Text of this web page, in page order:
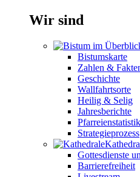
Wir sind
Bistumskarte
Zahlen &
Geschichte
Wallfahrtsorte
Heilig & Selig
Jahresberichte
Pfarreienstatistik
Strategieprozess
Gottesdienste
Barrierefreiheit